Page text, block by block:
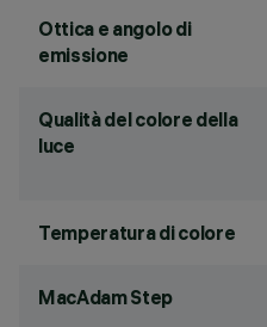
Ottica e angolo di
emissione
Qualità del colore della
luce
Temperatura di colore
MacAdam Step